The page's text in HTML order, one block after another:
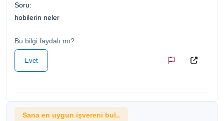
Soru:
hobilerin neler
Bu bilgi faydalı mı?
Evet
Sana en uygun işvereni bul..